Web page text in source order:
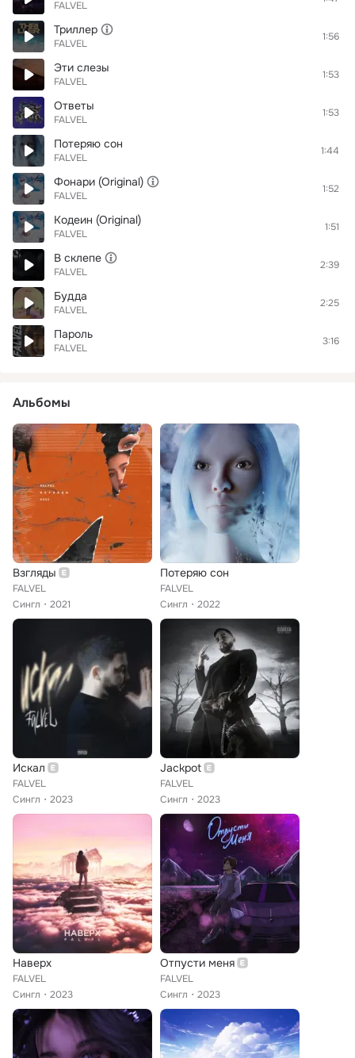
FALVEL
Триллер
FALVEL
1:56
Эти слезы
FALVEL
1:53
Ответы
FALVEL
1:53
Потеряю сон
FALVEL
1:44
Фонари (Original)
FALVEL
1:52
Кодеин (Original)
FALVEL
1:51
В склепе
FALVEL
2:39
Будда
FALVEL
2:25
Пароль
FALVEL
3:16
Альбомы
Взгляды
FALVEL
Сингл
2021
Потеряю сон
FALVEL
Сингл
2022
Искал
FALVEL
Сингл
2023
Jackpot
FALVEL
Сингл
2023
Наверх
FALVEL
Сингл
2023
Отпусти меня
FALVEL
Сингл
2023